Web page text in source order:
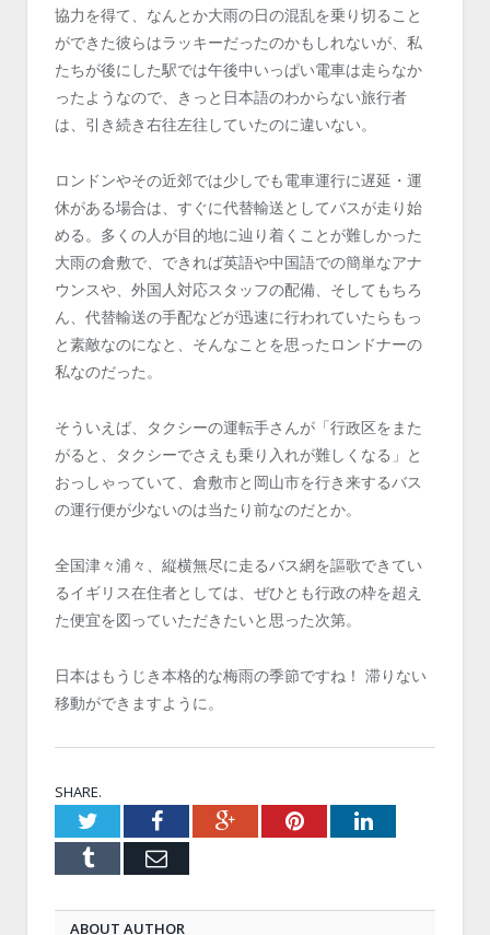
協力を得て、なんとか大雨の日の混乱を乗り切ること
ができた彼らはラッキーだったのかもしれないが、私
たちが後にした駅では午後中いっぱい電車は走らなか
ったようなので、きっと日本語のわからない旅行者
は、引き続き右往左往していたのに違いない。
ロンドンやその近郊では少しでも電車運行に遅延・運
休がある場合は、すぐに代替輸送としてバスが走り始
める。多くの人が目的地に辿り着くことが難しかった
大雨の倉敷で、できれば英語や中国語での簡単なアナ
ウンスや、外国人対応スタッフの配備、そしてもちろ
ん、代替輸送の手配などが迅速に行われていたらもっ
と素敵なのになと、そんなことを思ったロンドナーの
私なのだった。
そういえば、タクシーの運転手さんが「行政区をまた
がると、タクシーでさえも乗り入れが難しくなる」と
おっしゃっていて、倉敷市と岡山市を行き来するバス
の運行便が少ないのは当たり前なのだとか。
全国津々浦々、縦横無尽に走るバス網を謳歌できてい
るイギリス在住者としては、ぜひとも行政の枠を超え
た便宜を図っていただきたいと思った次第。
日本はもうじき本格的な梅雨の季節ですね！ 滞りない
移動ができますように。
SHARE.
TwitterFacebookGoogle+PinterestLinkedIn
Tumblr Email
ABOUT AUTHOR